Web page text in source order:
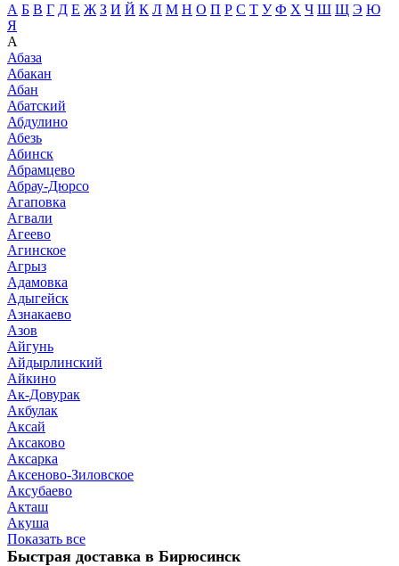
А Б В Г Д Е Ж З И Й К Л М Н О П Р С Т У Ф Х Ч Ш Щ Э Ю
Я
А
Абаза
Абакан
Абан
Абатский
Абдулино
Абезь
Абинск
Абрамцево
Абрау-Дюрсо
Агаповка
Агвали
Агеево
Агинское
Агрыз
Адамовка
Адыгейск
Азнакаево
Азов
Айгунь
Айдырлинский
Айкино
Ак-Довурак
Акбулак
Аксай
Аксаково
Аксарка
Аксеново-Зиловское
Аксубаево
Акташ
Акуша
Показать все
Быстрая доставка в Бирюсинск